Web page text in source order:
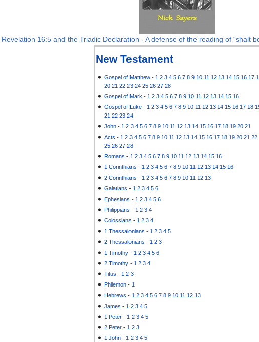
Revelation 16:5 and the Triadic Declaration - A defense of the reading of “shalt
New Testament
Gospel of Matthew - 1 2 3 4 5 6 7 8 9 10 11 12 13 14 15 16 17
20 21 22 23 24 25 26 27 28
Gospel of Mark - 1 2 3 4 5 6 7 8 9 10 11 12 13 14 15 16
Gospel of Luke - 1 2 3 4 5 6 7 8 9 10 11 12 13 14 15 16 17 18
21 22 23 24
John -1 2 3 4 5 6 7 8 9 10 11 12 13 14 15 16 17 18 19 20 21
Acts - 1 2 3 4 5 6 7 8 9 10 11 12 13 14 15 16 17 18 19 20 21 22
25 26 27 28
Romans - 1 2 3 4 5 6 7 8 9 10 11 12 13 14 15 16
1 Corinthians - 1 2 3 4 5 6 7 8 9 10 11 12 13 14 15 16
2 Corinthians - 1 2 3 4 5 6 7 8 9 10 11 12 13
Galatians -1 2 3 4 5 6
Ephesians - 1 2 3 4 5 6
Philippians - 1 2 3 4
Colossians - 1 2 3 4
1 Thessalonians - 1 2 3 4 5
2 Thessalonians -1 2 3
1 Timothy - 1 2 3 4 5 6
2 Timothy - 1 2 3 4
Titus - 1 2 3
Philemon - 1
Hebrews -1 2 3 4 5 6 7 8 9 10 11 12 13
James - 1 2 3 4 5
1 Peter - 1 2 3 4 5
2 Peter - 1 2 3
1 John - 1 2 3 4 5